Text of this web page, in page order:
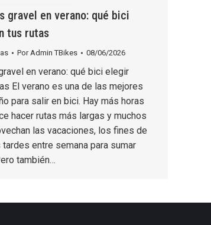
gravel en verano: qué bici
tus rutas
Por Admin TBikes 08/06/2026
en verano: qué bici elegir
El verano es una de las mejores
para salir en bici. Hay más horas
hacer rutas más largas y muchos
las vacaciones, los fines de
tardes entre semana para sumar
también…